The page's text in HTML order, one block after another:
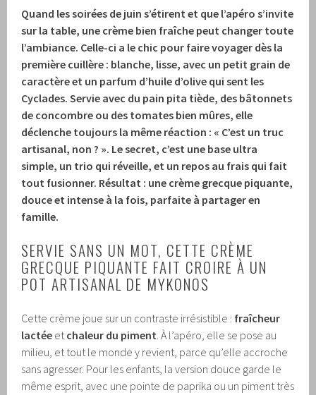
Quand les soirées de juin s’étirent et que l’apéro s’invite
sur la table, une crème bien fraîche peut changer toute
l’ambiance. Celle-ci a le chic pour faire voyager dès la
première cuillère : blanche, lisse, avec un petit grain de
caractère et un parfum d’huile d’olive qui sent les
Cyclades. Servie avec du pain pita tiède, des bâtonnets
de concombre ou des tomates bien mûres, elle
déclenche toujours la même réaction : « C’est un truc
artisanal, non ? ». Le secret, c’est une base ultra
simple, un trio qui réveille, et un repos au frais qui fait
tout fusionner. Résultat : une crème grecque piquante,
douce et intense à la fois, parfaite à partager en
famille.
SERVIE SANS UN MOT, CETTE CRÈME
GRECQUE PIQUANTE FAIT CROIRE À UN
POT ARTISANAL DE MYKONOS
Cette crème joue sur un contraste irrésistible : fraîcheur
lactée etchaleur du piment. À l’apéro, elle se pose au
milieu, et tout le monde y revient, parce qu’elle accroche
sans agresser. Pour les enfants, la version douce garde le
même esprit, avec une pointe de paprika ou un piment très